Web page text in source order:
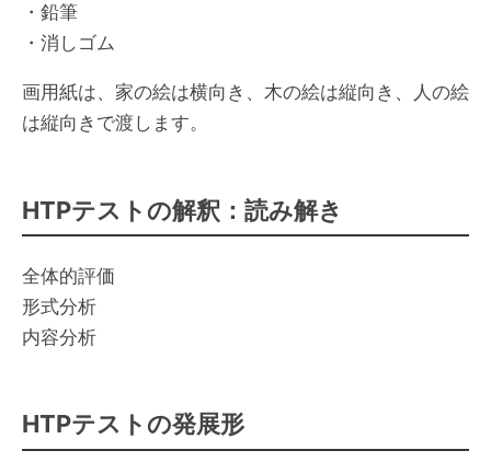
・鉛筆
・消しゴム
画用紙は、家の絵は横向き、木の絵は縦向き、人の絵
は縦向きで渡します。
HTPテストの解釈：読み解き
全体的評価
形式分析
内容分析
HTPテストの発展形